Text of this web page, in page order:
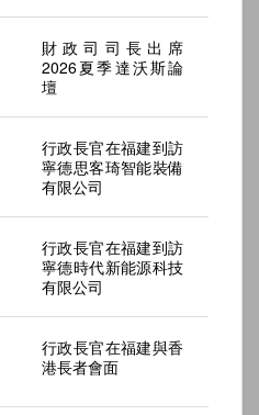
財政司司長出席
2026夏季達沃斯論
壇
行政長官在福建到訪
寧德思客琦智能裝備
有限公司
行政長官在福建到訪
寧德時代新能源科技
有限公司
行政長官在福建與香
港長者會面